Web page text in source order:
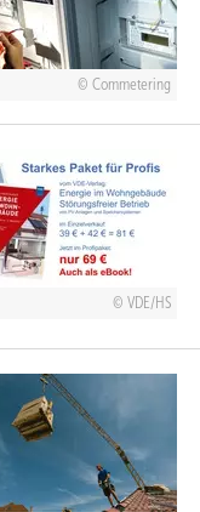
Commetering
VDE/HS